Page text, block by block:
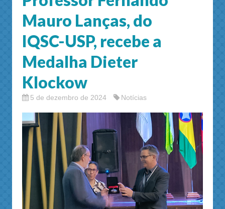
Mauro Lanças, do
IQSC-USP, recebe a
Medalha Dieter
Klockow
5 de dezembro de 2024 Notícias